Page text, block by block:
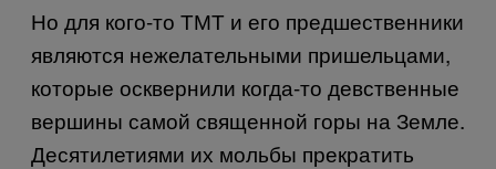
Но для кого-то ТМТ и его предшественники
являются нежелательными пришельцами,
которые осквернили когда-то девственные
вершины самой священной горы на Земле.
Десятилетиями их мольбы прекратить